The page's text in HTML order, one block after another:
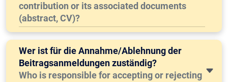
contribution or its associated documents
(abstract, CV)?
Wer ist für die Annahme/Ablehnung der
Beitragsanmeldungen zuständig?
Who is responsible for accepting or rejecting